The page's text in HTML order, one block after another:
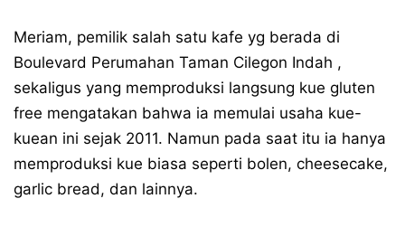
Meriam, pemilik salah satu kafe yg berada di
Boulevard Perumahan Taman Cilegon Indah ,
sekaligus yang memproduksi langsung kue gluten
free mengatakan bahwa ia memulai usaha kue-
kuean ini sejak 2011. Namun pada saat itu ia hanya
memproduksi kue biasa seperti bolen, cheesecake,
garlic bread, dan lainnya.